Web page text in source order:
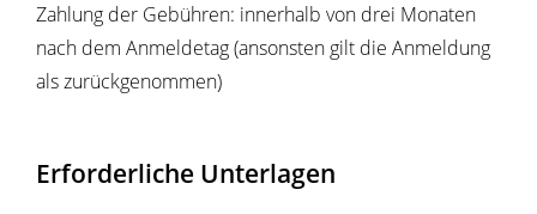
Zahlung der Gebühren: innerhalb von drei Monaten
nach dem Anmeldetag (ansonsten gilt die Anmeldung
als zurückgenommen)
Erforderliche Unterlagen